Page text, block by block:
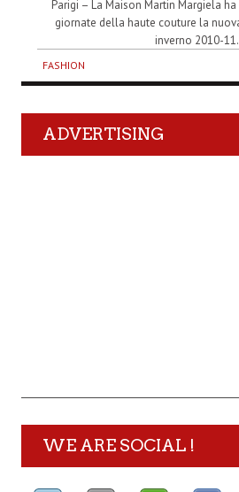
Parigi – La Maison Martin Margiela
giornate della haute couture la
inverno 2010-
FASHION
ADVERTISING
WE ARE SOCIAL !